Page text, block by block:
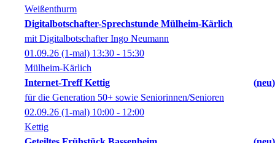
Weißenthurm
Digitalbotschafter-Sprechstunde Mülheim-Kärlich
mit Digitalbotschafter Ingo Neumann
01.09.26 (1-mal) 13:30 - 15:30
Mülheim-Kärlich
Internet-Treff Kettig
neu
für die Generation 50+ sowie Seniorinnen/Senioren
02.09.26 (1-mal) 10:00 - 12:00
Kettig